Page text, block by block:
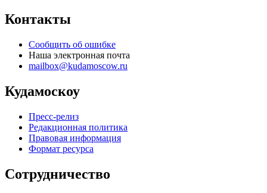
Контакты
Сообщить об ошибке
Наша электронная почта
mailbox@kudamoscow.ru
Кудамоскоу
Пресс-релиз
Редакционная политика
Правовая информация
Формат ресурса
Сотрудничество